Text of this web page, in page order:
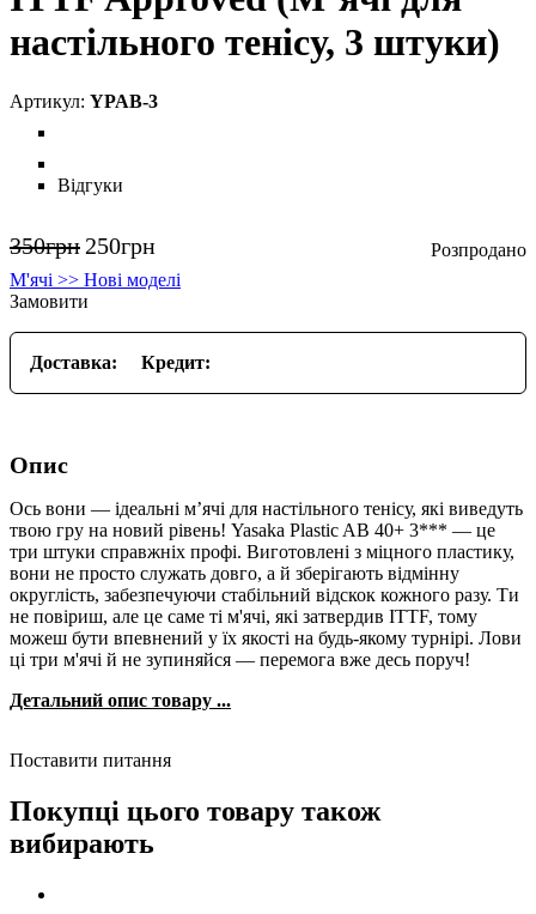
настільного тенісу, 3 штуки)
YPAB-3
Відгуки
350грн 250грн
М'ячі >> Нові моделі
Замовити
Доставка: Кредит:
Опис
Ось вони — ідеальні м’ячі для настільного тенісу, які виведуть
твою гру на новий рівень! Yasaka Plastic AB 40+ 3*** — це
три штуки справжніх профі. Виготовлені з міцного пластику,
вони не просто служать довго, а й зберігають відмінну
округлість, забезпечуючи стабільний відскок кожного разу. Ти
не повіриш, але це саме ті м'ячі, які затвердив ITTF, тому
можеш бути впевнений у їх якості на будь-якому турнірі. Лови
ці три м'ячі й не зупиняйся — перемога вже десь поруч!
Детальний опис товару ...
Поставити питання
Покупці цього товару також
вибирають